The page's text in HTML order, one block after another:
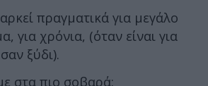
πραγματικά για μεγάλο
για χρόνια, (όταν είναι για
ξύδι).
στα πιο σοβαρά: